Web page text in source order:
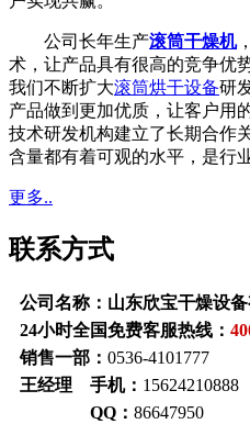
公司长年生产滚筒干燥机
术，让产品具有很高的竞争优
我们不断扩大滚筒烘干设备研
产品做到更加优质，让客户用
技术研发机构建立了长期合作
含量都有着可观的水平，是行
更多..
联系方式
公司名称： 山东欣宝干燥设备
24小时全国免费客服热线：
销售一部： 0536-4101777
王经理 手机： 15624210888
QQ： 86647950